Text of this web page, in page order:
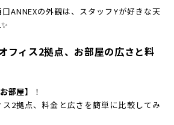
ANNEXの外観は、スタッフYが好きな天
フィス2拠点、お部屋の広さと料
お部屋】
！
2拠点、料金と広さを簡単に比較してみ